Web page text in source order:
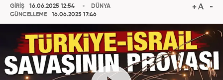
GİRİŞ
16.06.2025 12:54
GÜNCELLEME
16.06.2025 17:46
DÜNYA